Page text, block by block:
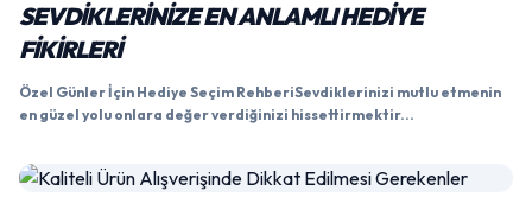
SEVDIKLERINIZE EN ANLAMLI HEDIYE
FIKIRLERI
Özel Günler İçin Hediye Seçim RehberiSevdiklerinizi mutlu etmenin
en güzel yolu onlara değer verdiğinizi hissettirmektir...